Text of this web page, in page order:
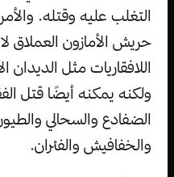
التغلب عليه وقتله.
حريش الأمازون العملاق
اللافقاريات مثل الديدان
ولكنه يمكنه أيضًا قتل
الضفادع والسحالي
والخفافيش والفئران.